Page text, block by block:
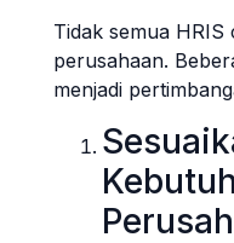
Tidak semua
perusahaan.
menjadi